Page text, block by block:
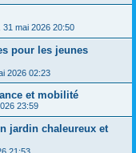
31 mai 2026 20:50
pour les jeunes
2026 02:23
et mobilité
23:59
jardin chaleureux et